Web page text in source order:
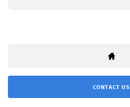
CONTACT US